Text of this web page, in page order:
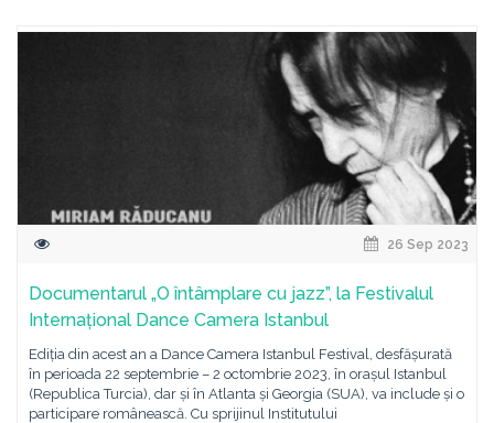
26 Sep 2023
Documentarul „O întâmplare cu jazz”, la Festivalul
Internațional Dance Camera Istanbul
Ediția din acest an a Dance Camera Istanbul Festival, desfășurată
în perioada 22 septembrie – 2 octombrie 2023, în orașul Istanbul
(Republica Turcia), dar și în Atlanta și Georgia (SUA), va include și o
participare românească. Cu sprijinul Institutului